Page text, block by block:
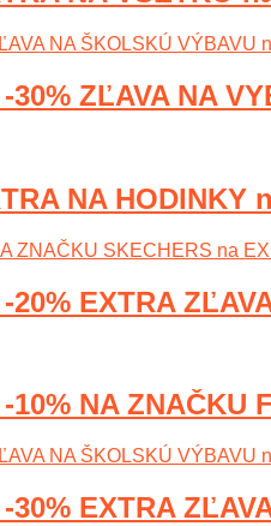
ZĽAVA NA
NA HODINKY
EXTRA
NA ZNAČKU
EXTRA